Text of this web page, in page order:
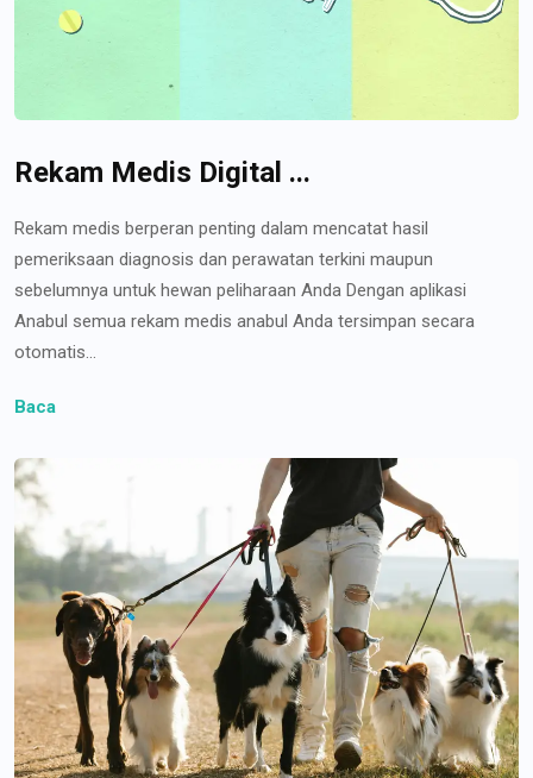
Rekam Medis Digital ...
Rekam medis berperan penting dalam mencatat hasil
pemeriksaan diagnosis dan perawatan terkini maupun
sebelumnya untuk hewan peliharaan Anda Dengan aplikasi
Anabul semua rekam medis anabul Anda tersimpan secara
otomatis...
Baca